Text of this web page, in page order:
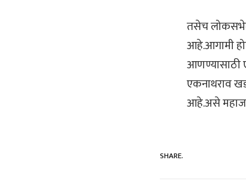
तसेच
आहे.आगामी
आणण्यासाठी
एकनाथराव
आहे.असे
SHARE.